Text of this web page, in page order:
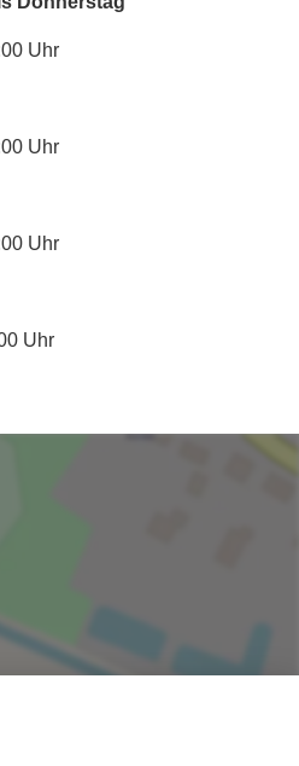
Uhr
Uhr
Uhr
Uhr